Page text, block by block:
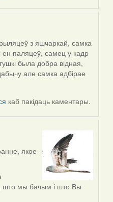
з яшчаркай, самка
ен паляцеў, самец у кадр
была добра відная,
але самка адбірае
каб пакідаць каментары.
якое
што мы бачым і што Вы